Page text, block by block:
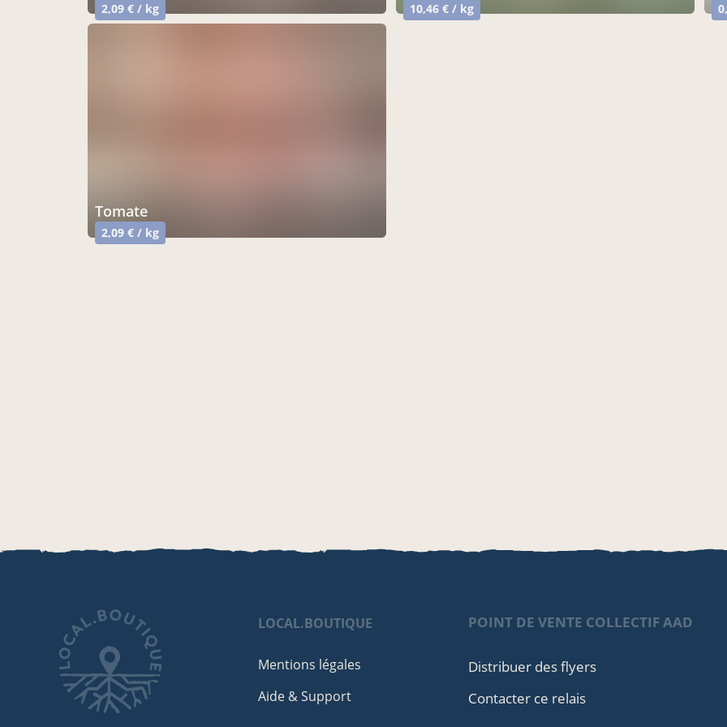
2,09 € / kg 10,46 € / kg
tomate
2,09 € / kg
LOCAL.BOUTIQUE
Mentions légales
Aide & Support
POINT DE VENTE COLLECTIF AAD
Distribuer des flyers
Contacter ce relais